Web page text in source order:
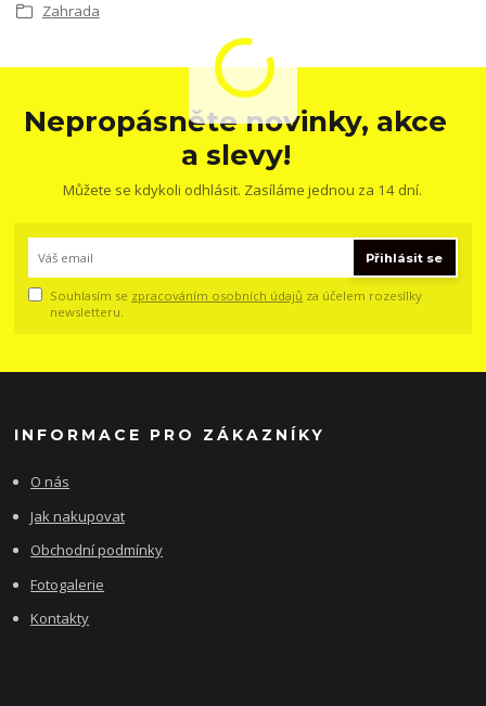
Zahrada
Nepropásněte novinky, akce
a slevy!
Můžete se kdykoli odhlásit. Zasíláme jednou za 14 dní.
Přihlásit se
Souhlasím se zpracováním osobních údajů za účelem rozesílky
newsletteru.
INFORMACE PRO ZÁKAZNÍKY
O nás
Jak nakupovat
Obchodní podmínky
Fotogalerie
Kontakty